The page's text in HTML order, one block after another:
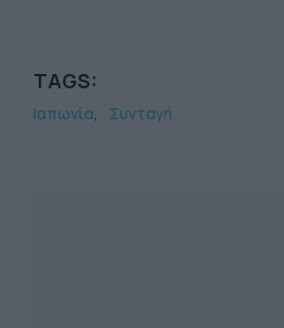
TAGS:
Ιαπωνία Συνταγή